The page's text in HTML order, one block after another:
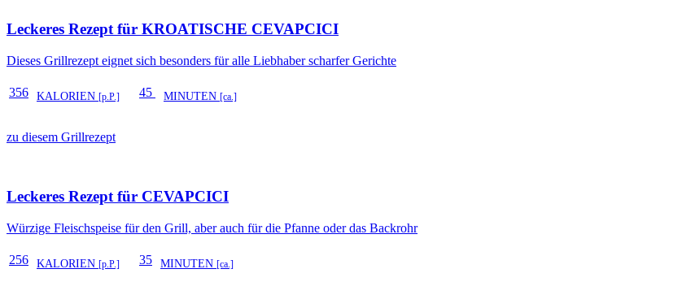
Leckeres Rezept für KROATISCHE CEVAPCICI
Dieses Grillrezept eignet sich besonders für alle Liebhaber scharfer Gerichte
356 KALORIEN [p.P.] 45 MINUTEN [ca.]
zu diesem Grillrezept
Leckeres Rezept für CEVAPCICI
Würzige Fleischspeise für den Grill, aber auch für die Pfanne oder das Backrohr
256 KALORIEN [p.P.] 35 MINUTEN [ca.]